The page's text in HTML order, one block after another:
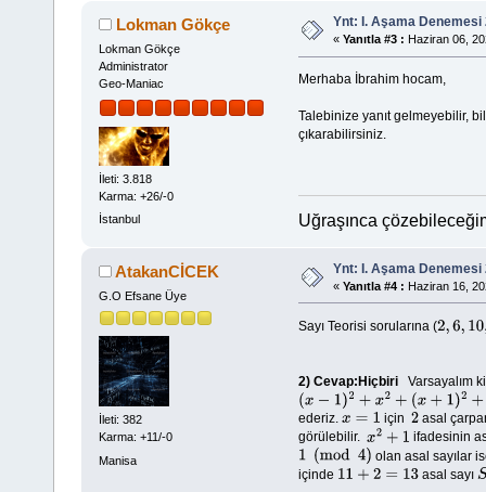
Lokman Gökçe
Lokman Gökçe
Administrator
Geo-Maniac
İleti: 3.818
Karma: +26/-0
İstanbul
Ynt: I. Aşama Denemesi
« Yanıtla #3 : Haziran 06,
Merhaba İbrahim hocam,
Talebinize yanıt gelmeyebilir,
çıkarabilirsiniz.
Uğraşınca
AtakanCİCEK
G.O Efsane Üye
İleti: 382
Karma: +11/-0
Manisa
Ynt: I. Aşama Denemesi
« Yanıtla #4 : Haziran 16,
Sayı Teorisi sorularına (2,6,10,
2) Cevap:Hiçbiri
Varsayalım
(x− 1)2+ x2 +(x+1 2+ 1=3x2 + 3
ederiz. x= 1 için 2 asal
görülebilir. x2+1
ifadesinin
1( mod4)
olan asal sayılar
içinde 11+2=13 asal sayı S